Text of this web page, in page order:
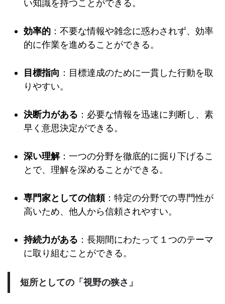
い知識を持つことができる。
効率的 ：不要な情報や雑念に惑わされず、効率
的に作業を進めることができる。
目標指向 ：目標達成のために一貫した行動を取
りやすい。
決断力がある ：必要な情報を迅速に判断し、素
早く意思決定ができる。
深い理解：一つの分野を徹底的に掘り下げるこ
とで、理解を深めることができる。
専門家としての信頼：特定の分野での専門性が
高いため、他人から信頼されやすい。
持続力がある ：長期間にわたって１つのテーマ
に取り組むことができる。
短所としての「視野の狭さ」